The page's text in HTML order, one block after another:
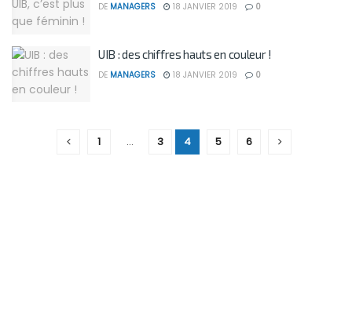
DE MANAGERS 18 JANVIER 2019 0
UIB : des chiffres hauts en couleur !
DE MANAGERS 18 JANVIER 2019 0
1 … 3 4 5 6